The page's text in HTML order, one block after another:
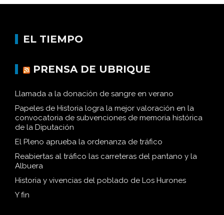
EL TIEMPO
PRENSA DE UBRIQUE
Llamada a la donación de sangre en verano
Papeles de Historia logra la mejor valoración en la
convocatoria de subvenciones de memoria histórica
de la Diputación
El Pleno aprueba la ordenanza de tráfico
Reabiertas al tráfico las carreteras del pantano y la
Albuera
Historia y vivencias del poblado de Los Hurones
Y fin